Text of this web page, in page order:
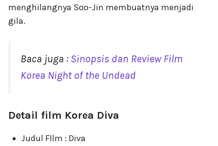
menghilangnya Soo-Jin membuatnya menjadi
gila.
Baca juga : Sinopsis dan Review Film
Korea Night of the Undead
Detail film Korea Diva
Judul FIlm : Diva